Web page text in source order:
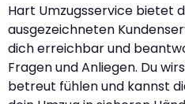
Hart Umzugsservice bietet
ausgezeichneten
dich erreichbar und
Fragen und Anliegen. Du
betreut fühlen und kannst